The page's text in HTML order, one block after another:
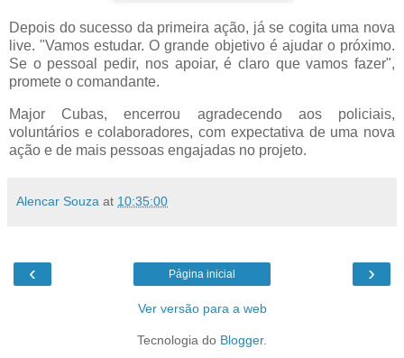
Depois do sucesso da primeira ação, já se cogita uma nova
live. "Vamos estudar. O grande objetivo é ajudar o próximo.
Se o pessoal pedir, nos apoiar, é claro que vamos fazer",
promete o comandante.
Major Cubas, encerrou agradecendo aos policiais,
voluntários e colaboradores, com expectativa de uma nova
ação e de mais pessoas engajadas no projeto.
Alencar Souza at 10:35:00
‹ ›
Página inicial
Ver versão para a web
Tecnologia do Blogger.